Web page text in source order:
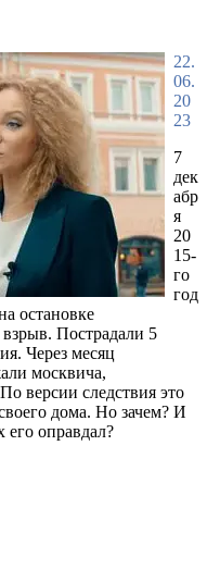
22.
06.
20
23
7
дек
абр
я
20
15-
го
год
остановке
взрыв. Пострадали 5
Через месяц
москвича,
версии следствия это
дома. Но зачем? И
его оправдал?